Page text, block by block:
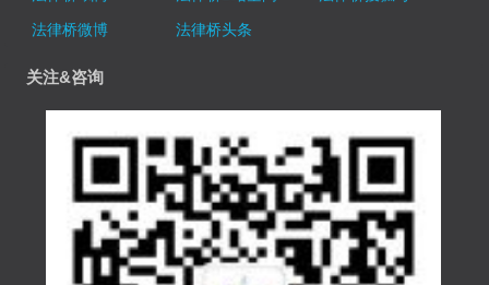
法律桥微博
法律桥头条
关注&咨询